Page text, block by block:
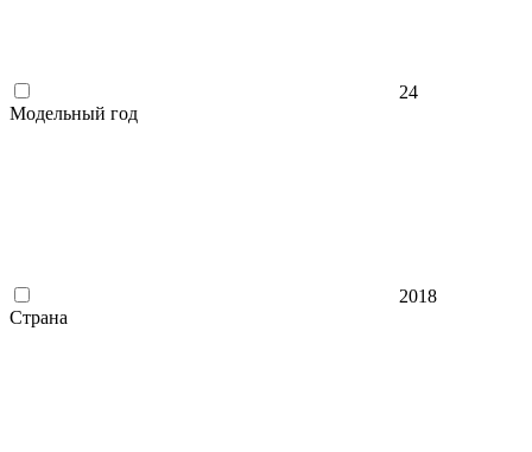
24
Модельный год
2018
Страна